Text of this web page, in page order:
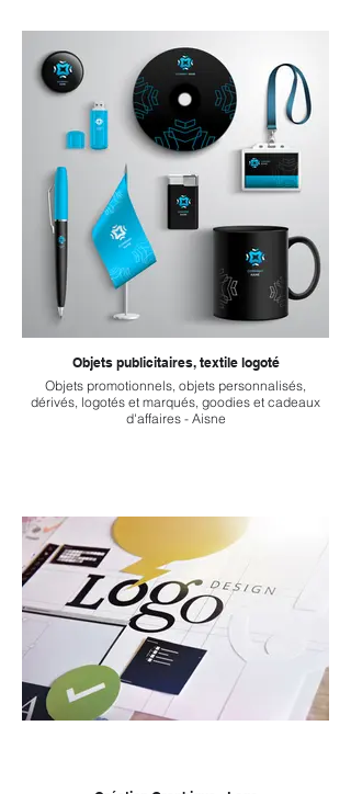
Objets publicitaires, textile logoté
Objets promotionnels, objets personnalisés,
dérivés, logotés et marqués, goodies et cadeaux
d'affaires - Aisne